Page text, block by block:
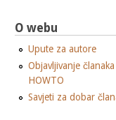
O webu
Upute za autore
Objavljivanje
HOWTO
Savjeti za dobar